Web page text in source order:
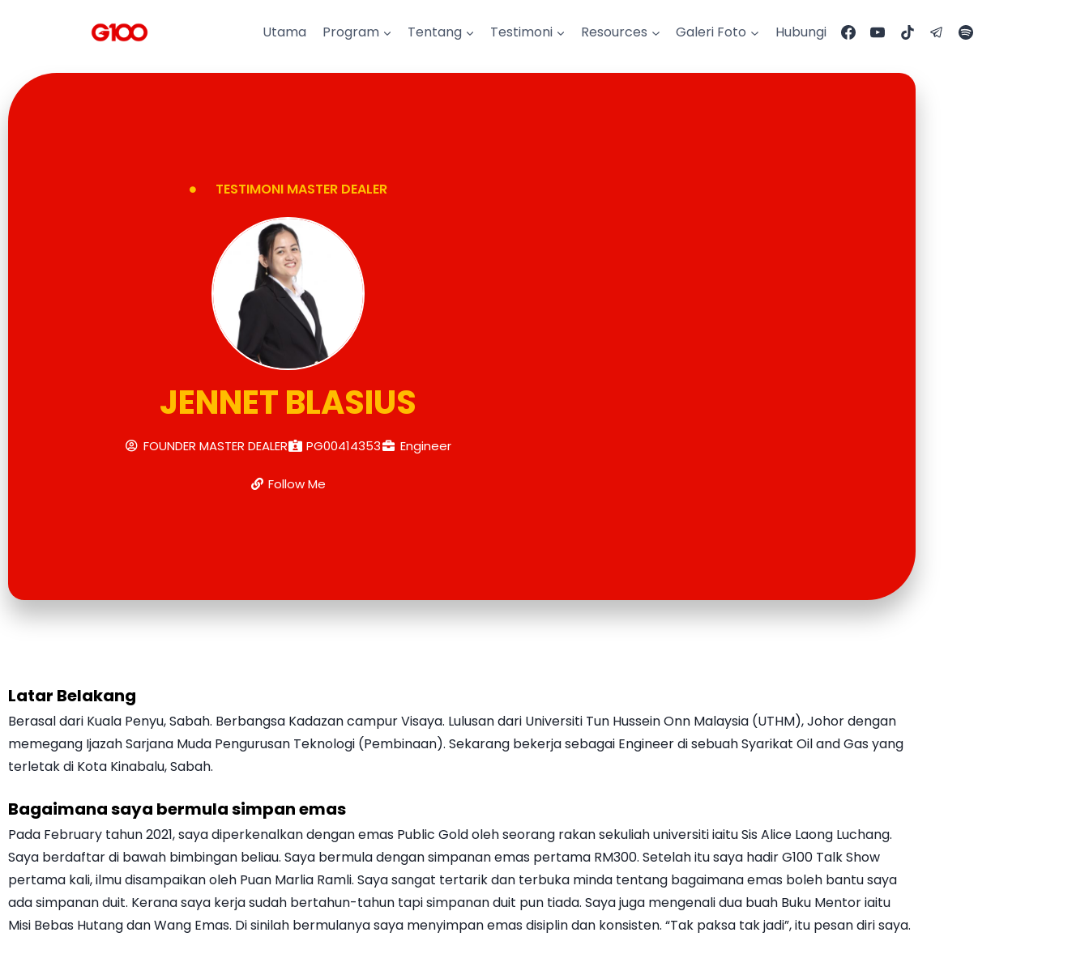
Utama Program Tentang Testimoni Resources Galeri Foto Hubungi
TESTIMONI MASTER DEALER
JENNET BLASIUS
FOUNDER MASTER DEALER PG00414353 Engineer
Follow Me
Latar Belakang
Berasal dari Kuala Penyu, Sabah. Berbangsa Kadazan campur Visaya. Lulusan dari Universiti Tun Hussein Onn Malaysia (UTHM), Johor dengan
memegang Ijazah Sarjana Muda Pengurusan Teknologi (Pembinaan). Sekarang bekerja sebagai Engineer di sebuah Syarikat Oil and Gas yang
terletak di Kota Kinabalu, Sabah.
Bagaimana saya bermula simpan emas
Pada February tahun 2021, saya diperkenalkan dengan emas Public Gold oleh seorang rakan sekuliah universiti iaitu Sis Alice Laong Luchang.
Saya berdaftar di bawah bimbingan beliau. Saya bermula dengan simpanan emas pertama RM300. Setelah itu saya hadir G100 Talk Show
pertama kali, ilmu disampaikan oleh Puan Marlia Ramli. Saya sangat tertarik dan terbuka minda tentang bagaimana emas boleh bantu saya
ada simpanan duit. Kerana saya kerja sudah bertahun-tahun tapi simpanan duit pun tiada. Saya juga mengenali dua buah Buku Mentor iaitu
Misi Bebas Hutang dan Wang Emas. Di sinilah bermulanya saya menyimpan emas disiplin dan konsisten. “Tak paksa tak jadi”, itu pesan diri saya.